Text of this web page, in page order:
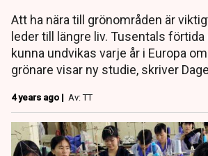
Att ha nära till grönområden är
leder till längre liv. Tusentals
kunna undvikas varje år i Europa
grönare visar ny studie, skriver
4 years ago | Av: TT